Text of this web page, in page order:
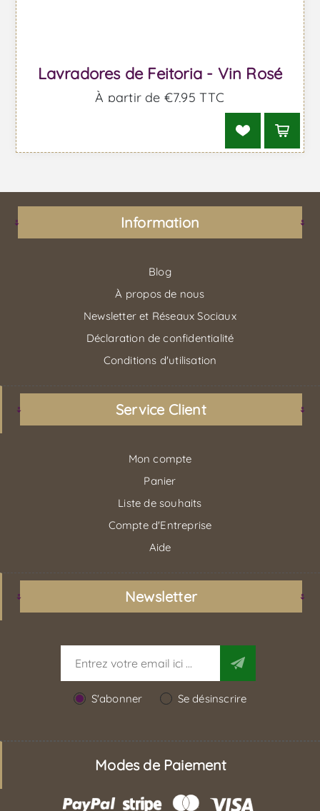
Lavradores de Feitoria - Vin Rosé
À partir de €7,95 TTC
Information
Blog
À propos de nous
Newsletter et Réseaux Sociaux
Déclaration de confidentialité
Conditions d'utilisation
Service Client
Mon compte
Panier
Liste de souhaits
Compte d'Entreprise
Aide
Newsletter
S'abonner Se désinscrire
Modes de Paiement